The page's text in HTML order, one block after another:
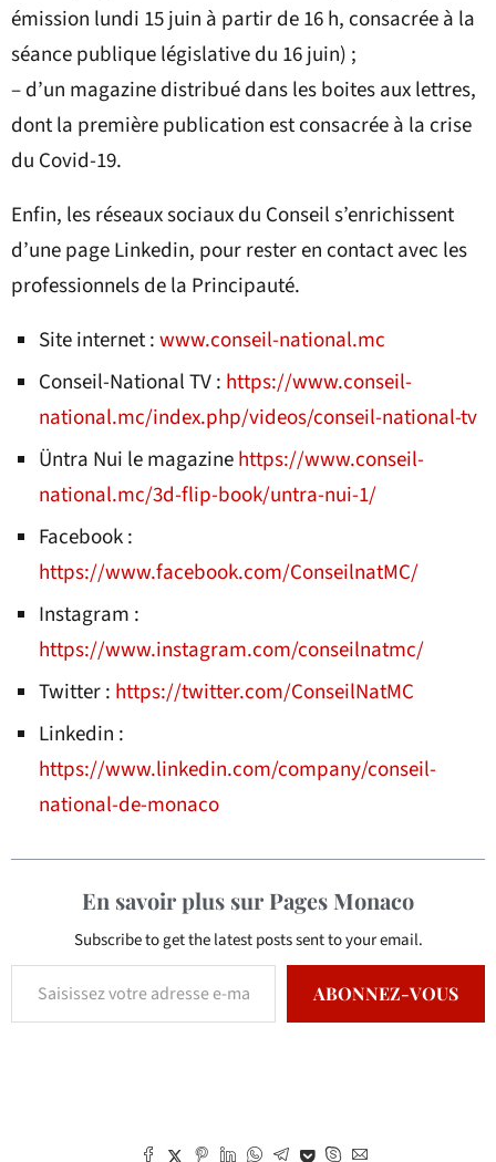
émission lundi 15 juin à partir de 16 h, consacrée à la
séance publique législative du 16 juin) ;
– d’un magazine distribué dans les boites aux lettres,
dont la première publication est consacrée à la crise
du Covid-19.
Enfin, les réseaux sociaux du Conseil s’enrichissent
d’une page Linkedin, pour rester en contact avec les
professionnels de la Principauté.
Site internet :www.conseil-national.mc
Conseil-National TV : https://www.conseil-
national.mc/index.php/videos/conseil-national-tv
Üntra Nui le magazinehttps://www.conseil-
national.mc/3d-flip-book/untra-nui-1/
Facebook :
https://www.facebook.com/ConseilnatMC/
Instagram :
https://www.instagram.com/conseilnatmc/
Twitter : https://twitter.com/ConseilNatMC
Linkedin :
https://www.linkedin.com/company/conseil-
national-de-monaco
En savoir plus sur Pages Monaco
Subscribe to get the latest posts sent to your email.
ABONNEZ-VOUS